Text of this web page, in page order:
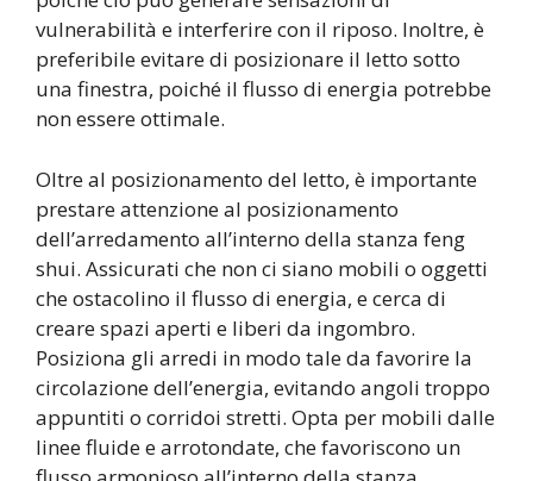
vulnerabilità e interferire con il riposo. Inoltre, è
preferibile evitare di posizionare il letto sotto
una finestra, poiché il flusso di energia potrebbe
non essere ottimale.
Oltre al posizionamento del letto, è importante
prestare attenzione al posizionamento
dell’arredamento all’interno della stanza feng
shui. Assicurati che non ci siano mobili o oggetti
che ostacolino il flusso di energia, e cerca di
creare spazi aperti e liberi da ingombro.
Posiziona gli arredi in modo tale da favorire la
circolazione dell’energia, evitando angoli troppo
appuntiti o corridoi stretti. Opta per mobili dalle
linee fluide e arrotondate, che favoriscono un